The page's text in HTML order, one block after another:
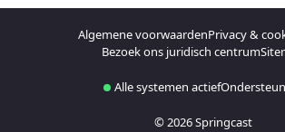
Algemene voorwaardenPrivacy &
Bezoek ons juridisch centrum
Alle systemen actief
© 2026 Springcast